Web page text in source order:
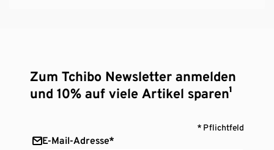
Zum Tchibo Newsletter anmelden
und 10% auf viele Artikel sparen¹
* Pflichtfeld
E-Mail-Adresse*